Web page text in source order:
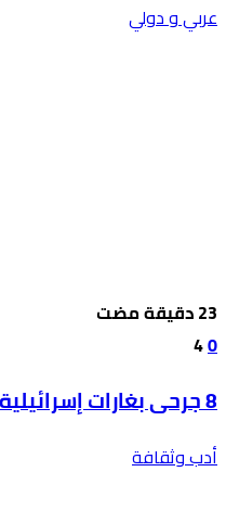
عربي و دولي
0
4
8 جرحى بغارات إسرائيلية على جنوب لبنان
أدب وثقافة